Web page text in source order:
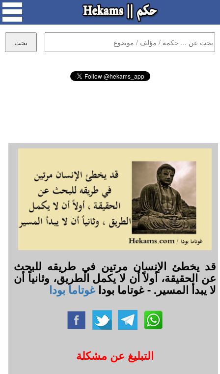
قد يخطئ الإنسان مرتين في طريقه للبحث
عن الحقيقة، أولاً أن لا يكمل الطريق، وثانياً أن
لا يبدأ المسير. - غوتاما بوداغوتاما بودا
التبليغ عن مشكلة